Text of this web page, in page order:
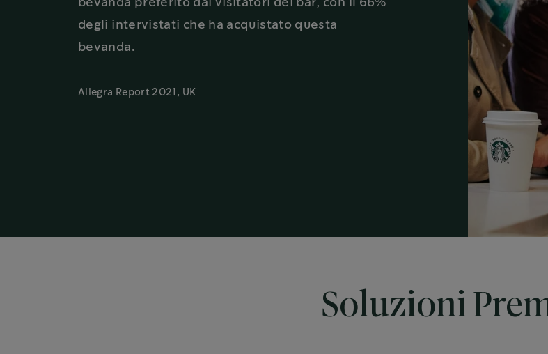
bevanda preferito dai visitatori dei bar, con il 66%
degli intervistati che ha acquistato questa
bevanda.
Allegra Report 2021, UK
Soluzioni